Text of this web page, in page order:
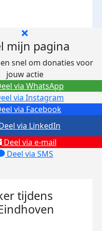
mijn pagina
snel om donaties voor
jouw actie
via Facebook
via Instagram
Deel via e-mail
Deel via SMS
via LinkedIn
via WhatsApp
tijdens